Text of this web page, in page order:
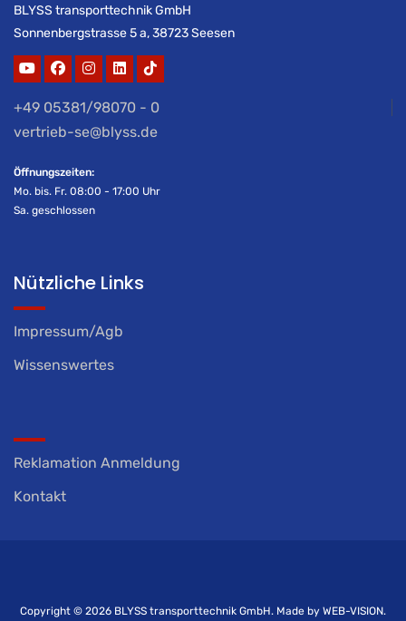
BLYSS transporttechnik GmbH
Sonnenbergstrasse 5 a, 38723 Seesen
+49 05381/98070 - 0
vertrieb-se@blyss.de
Öffnungszeiten:
Mo. bis. Fr. 08:00 - 17:00 Uhr
Sa. geschlossen
Nützliche Links
Impressum/Agb
Wissenswertes
Reklamation Anmeldung
Kontakt
Copyright © 2026 BLYSS transporttechnik GmbH. Made by WEB-VISION.